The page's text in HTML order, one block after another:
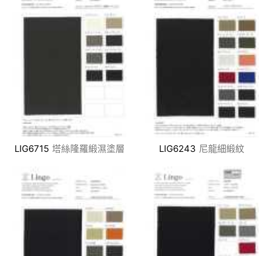
LIG6715 塔絲隆羅緞濕塗層 LIG6243 尼龍細緞紋